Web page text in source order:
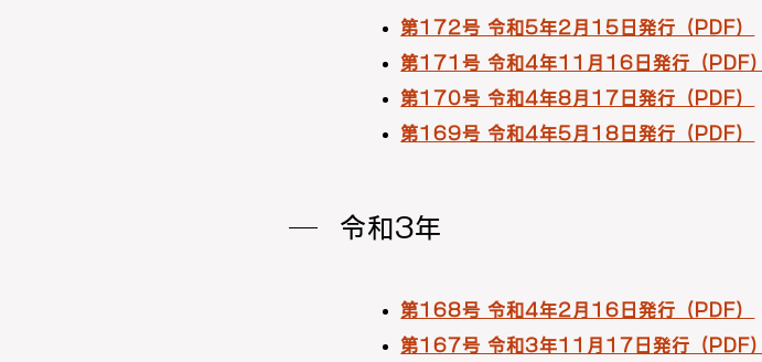
第172号 令和5年2月15日発行（PDF）
第171号 令和4年11月16日発行（PDF）
第170号 令和4年8月17日発行（PDF）
第169号 令和4年5月18日発行（PDF）
令和3年
第168号 令和4年2月16日発行（PDF）
第167号 令和3年11月17日発行（PDF）